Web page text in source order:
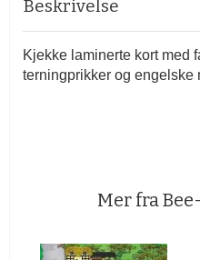
Beskrivelse
Kjekke laminerte kort med
terningprikker og engelske
Mer fra